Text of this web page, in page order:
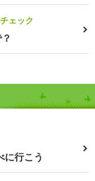
ェック
に行こう